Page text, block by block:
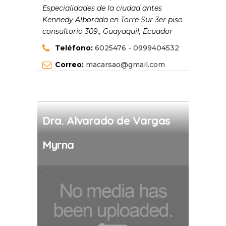
Especialidades de la ciudad antes
Kennedy Alborada en Torre Sur 3er piso
consultorio 309., Guayaquil, Ecuador
Teléfono: 6025476 - 0999404532
Correo: macarsao@gmail.com
Dra. Alvarado de Vargas
Myrna